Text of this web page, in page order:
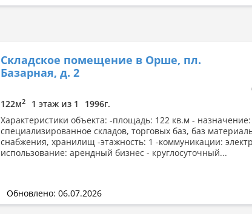
Складское помещение в Орше, пл.
Базарная, д. 2
122м2 1 этаж из 1
1996г.
Характеристики объекта: -площадь: 122 кв.м -
специализированное складов, торговых баз, баз
снабжения, хранилищ -этажность: 1 -коммуникации:
использование: арендный бизнес - круглосуточный...
Обновлено: 06.07.2026